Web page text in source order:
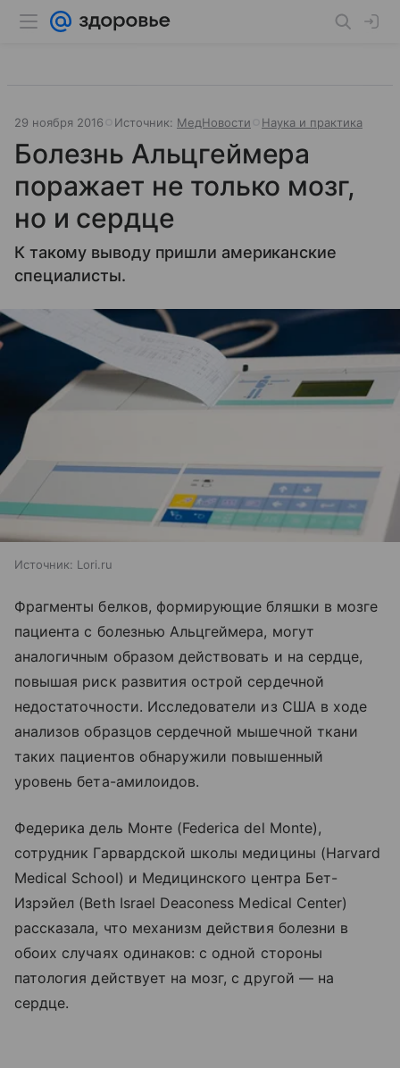
29 ноября 2016 Источник: МедНовости Наука и практика
Болезнь Альцгеймера
поражает не только мозг,
но и сердце
К такому выводу пришли американские
специалисты.
Источник: Lori.ru
Фрагменты белков, формирующие бляшки в мозге
пациента с болезнью Альцгеймера, могут
аналогичным образом действовать и на сердце,
повышая риск развития острой сердечной
недостаточности. Исследователи из США в ходе
анализов образцов сердечной мышечной ткани
таких пациентов обнаружили повышенный
уровень бета-амилоидов.
Федерика дель Монте (Federica del Monte),
сотрудник Гарвардской школы медицины (Harvard
Medical School) и Медицинского центра Бет-
Изрэйел (Beth Israel Deaconess Medical Center)
рассказала, что механизм действия болезни в
обоих случаях одинаков: с одной стороны
патология действует на мозг, с другой — на
сердце.